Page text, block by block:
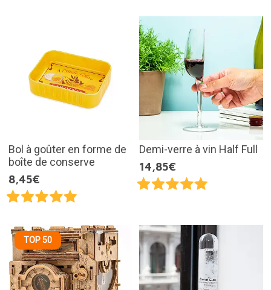
Bol à goûter en forme de
boîte de conserve
8,45€
Demi-verre à vin Half Full
14,85€
TOP 50